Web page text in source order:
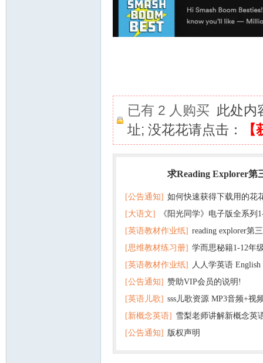
已有 2 人购买 此处内
址; 没花花请点击：
求Reading Explorer第
[公告通知] 如何快速获得下载用的花
[大语文]
《阳光同学》电子版全系列
+英语
[英语教材作业纸] reading explorer第
+音频 百度云网盘下载
[思维教材练习册] 学而思秘籍1-12年
子版PDF全册 百度网盘
[英语教材作业纸] 人人学英语
版pdf 百度网盘下载
[公告通知] 赞助VIP会员的说明!
[英语儿歌] sss儿歌资源 MP3音频+视
百度云网盘下载
[新概念英语] 雪梨老师讲解新概念英
[公告通知] 版权声明